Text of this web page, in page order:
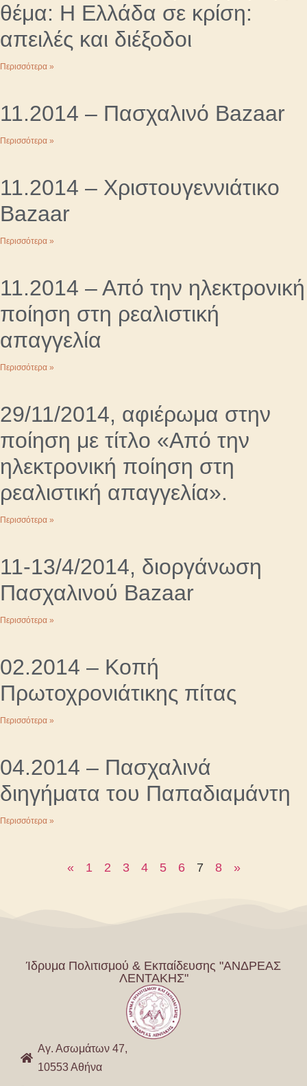
θέμα: Η Ελλάδα σε κρίση:
απειλές και διέξοδοι
Περισσότερα »
11.2014 – Πασχαλινό Bazaar
Περισσότερα »
11.2014 – Χριστουγεννιάτικο
Bazaar
Περισσότερα »
11.2014 – Από την ηλεκτρονική
ποίηση στη ρεαλιστική
απαγγελία
Περισσότερα »
29/11/2014, αφιέρωμα στην
ποίηση με τίτλο «Από την
ηλεκτρονική ποίηση στη
ρεαλιστική απαγγελία».
Περισσότερα »
11-13/4/2014, διοργάνωση
Πασχαλινού Bazaar
Περισσότερα »
02.2014 – Κοπή
Πρωτοχρονιάτικης πίτας
Περισσότερα »
04.2014 – Πασχαλινά
διηγήματα του Παπαδιαμάντη
Περισσότερα »
« 1 2 3 4 5 6 7 8 »
Ίδρυμα Πολιτισμού & Εκπαίδευσης "ΑΝΔΡΕΑΣ
ΛΕΝΤΑΚΗΣ"
Αγ. Ασωμάτων 47,
10553 Αθήνα